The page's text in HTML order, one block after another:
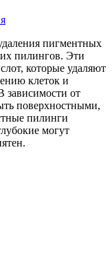
пигментных
пилингов. Эти
которые удаляют
клеток и
от
поверхностными,
пилинги
могут